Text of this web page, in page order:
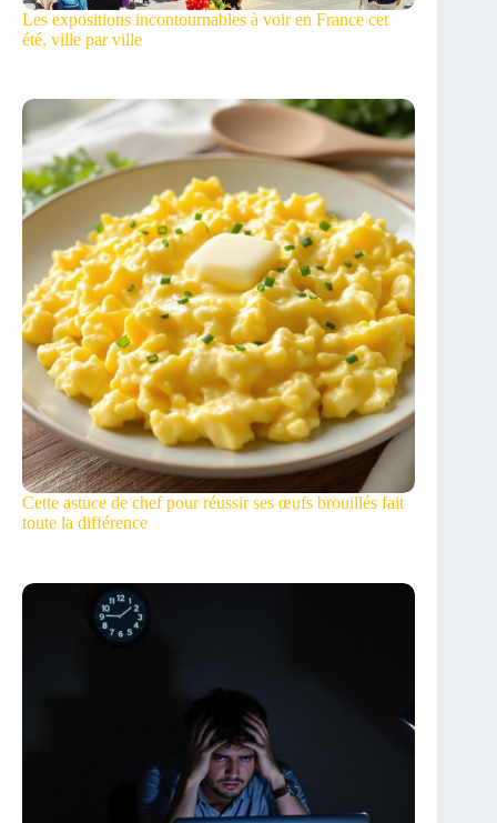
Les expositions incontournables à voir en France cet
été, ville par ville
Cette astuce de chef pour réussir ses œufs brouillés fait
toute la différence